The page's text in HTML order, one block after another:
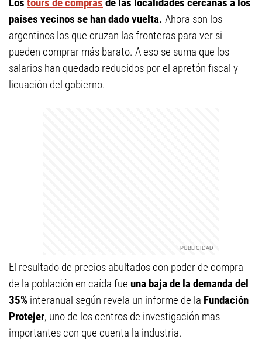
países vecinos se han dado vuelta. Ahora son los
argentinos los que cruzan las fronteras para ver si
pueden comprar más barato. A eso se suma que los
salarios han quedado reducidos por el apretón fiscal y
licuación del gobierno.
El resultado de precios abultados con poder de compra
de la población en caída fue una baja de la demanda del
35% interanual según revela un informe de la Fundación
Protejer, uno de los centros de investigación mas
importantes con que cuenta la industria.